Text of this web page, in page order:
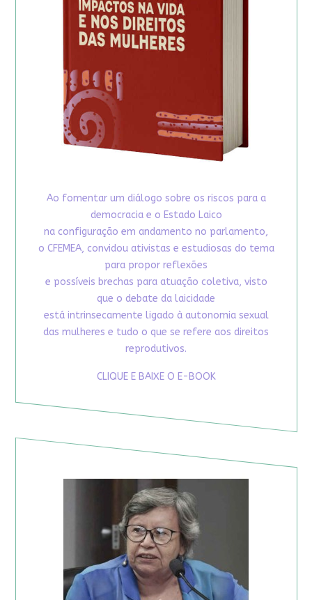
Ao fomentar um diálogo sobre os riscos para a
democracia e o Estado Laico
na configuração em andamento no parlamento,
o CFEMEA, convidou ativistas e estudiosas do tema
para propor reflexões
e possíveis brechas para atuação coletiva, visto
que o debate da laicidade
está intrinsecamente ligado à autonomia sexual
das mulheres e tudo o que se refere aos direitos
reprodutivos.
CLIQUE E BAIXE O E-BOOK